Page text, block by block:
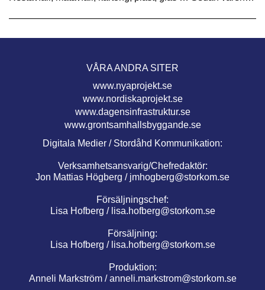
VÅRA ANDRA SITER
www.nyaprojekt.se
www.nordiskaprojekt.se
www.dagensinfrastruktur.se
www.grontsamhallsbyggande.se
Digitala Medier / Stordåhd Kommunikation:
Verksamhetsansvarig/Chefredaktör:
Jon Mattias Högberg / jmhogberg@storkom.se
Försäljningschef:
Lisa Hofberg / lisa.hofberg@storkom.se
Försäljning:
Lisa Hofberg / lisa.hofberg@storkom.se
Produktion:
Anneli Markström /anneli.markstrom@storkom.se